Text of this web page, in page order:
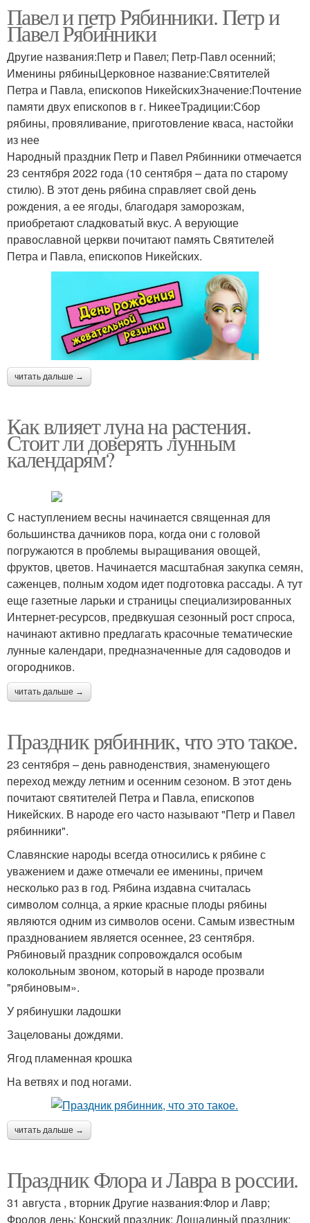
Павел и петр Рябинники. Петр и
Павел Рябинники
Другие названия:Петр и Павел; Петр-Павл осенний;
Именины рябиныЦерковное название:Святителей
Петра и Павла, епископов НикейскихЗначение:Почтение
памяти двух епископов в г. НикееТрадиции:Сбор
рябины, провяливание, приготовление кваса, настойки
из нее
Народный праздник Петр и Павел Рябинники отмечается
23 сентября 2022 года (10 сентября – дата по старому
стилю). В этот день рябина справляет свой день
рождения, а ее ягоды, благодаря заморозкам,
приобретают сладковатый вкус. А верующие
православной церкви почитают память Святителей
Петра и Павла, епископов Никейских.
читать дальше →
Как влияет луна на растения.
Стоит ли доверять лунным
календарям?
С наступлением весны начинается священная для
большинства дачников пора, когда они с головой
погружаются в проблемы выращивания овощей,
фруктов, цветов. Начинается масштабная закупка семян,
саженцев, полным ходом идет подготовка рассады. А тут
еще газетные ларьки и страницы специализированных
Интернет-ресурсов, предвкушая сезонный рост спроса,
начинают активно предлагать красочные тематические
лунные календари, предназначенные для садоводов и
огородников.
читать дальше →
Праздник рябинник, что это такое.
23 сентября – день равноденствия, знаменующего
переход между летним и осенним сезоном. В этот день
почитают святителей Петра и Павла, епископов
Никейских. В народе его часто называют "Петр и Павел
рябинники".
Славянские народы всегда относились к рябине с
уважением и даже отмечали ее именины, причем
несколько раз в год. Рябина издавна считалась
символом солнца, а яркие красные плоды рябины
являются одним из символов осени. Самым известным
празднованием является осеннее, 23 сентября.
Рябиновый праздник сопровождался особым
колокольным звоном, который в народе прозвали
"рябиновым».
У рябинушки ладошки
Зацелованы дождями.
Ягод пламенная крошка
На ветвях и под ногами.
читать дальше →
Праздник Флора и Лавра в россии.
31 августа , вторник Другие названия:Флор и Лавр;
Фролов день; Конский праздник; Лошадиный праздник;